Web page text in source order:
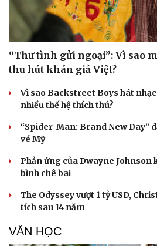
“Thư tình gửi ngoại”: Vì sao
thu hút khán giả Việt?
Vì sao Backstreet Boys hát
nhiều thế hệ thích thú?
“Spider-Man: Brand New Day”
vé Mỹ
Phản ứng của Dwayne Johnson
bình chê bai
The Odyssey vượt 1 tỷ USD,
tích sau 14 năm
VĂN HỌC